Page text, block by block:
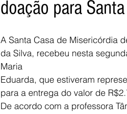
doação para
A Santa Casa de Misericórdia
da Silva, recebeu nesta
Maria
Eduarda, que estiveram
para a entrega do valor de
De acordo com a professora